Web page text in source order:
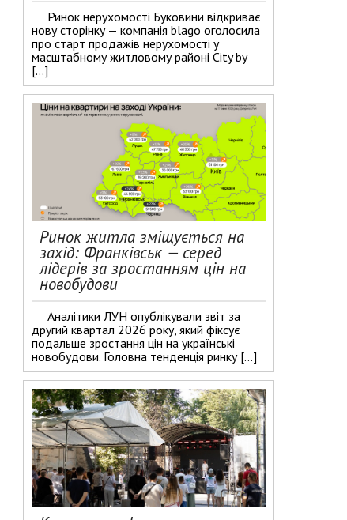
Ринок нерухомості Буковини відкриває
нову сторінку — компанія blago оголосила
про старт продажів нерухомості у
масштабному житловому районі City by
[…]
Ринок житла зміщується на
захід: Франківськ — серед
лідерів за зростанням цін на
новобудови
Аналітики ЛУН опублікували звіт за
другий квартал 2026 року, який фіксує
подальше зростання цін на українські
новобудови. Головна тенденція ринку […]